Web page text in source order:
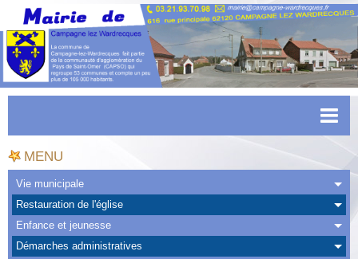
Accueil
Actualités
Facebook
CAPSO
MENU
Vie municipale
Restauration de l'église
Enfance et jeunesse
Démarches administratives